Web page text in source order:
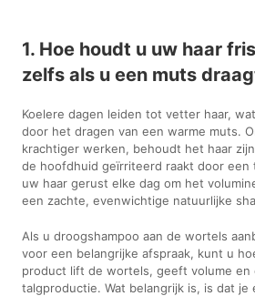
1. Hoe houdt u uw haar
zelfs als u een muts
Koelere dagen leiden tot vetter haar,
door het dragen van een warme muts.
krachtiger werken, behoudt het haar
de hoofdhuid geïrriteerd raakt door een
uw haar gerust elke dag om het
een zachte, evenwichtige natuurlijke
Als u droogshampoo aan de wortels
voor een belangrijke afspraak, kunt u
product lift de wortels, geeft volume en
talgproductie. Wat belangrijk is, is dat